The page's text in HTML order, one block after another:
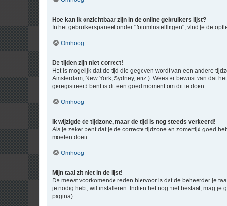
Hoe kan ik onzichtbaar zijn in de online gebruikers lijst?
In het gebruikerspaneel onder "foruminstellingen", vind je de optie
Omhoog
De tijden zijn niet correct!
Het is mogelijk dat de tijd die gegeven wordt van een andere
Amsterdam, New York, Sydney, enz.). Wees er bewust van dat
geregistreerd bent is dit een goed moment om dit te doen.
Omhoog
Ik wijzigde de tijdzone, maar de tijd is nog steeds verkeerd!
Als je zeker bent dat je de correcte tijdzone en zomertijd goed
moeten doen.
Omhoog
Mijn taal zit niet in de lijst!
De meest voorkomende reden hiervoor is dat de beheerder je
je nodig hebt, wil installeren. Indien het nog niet bestaat, mag je
pagina).